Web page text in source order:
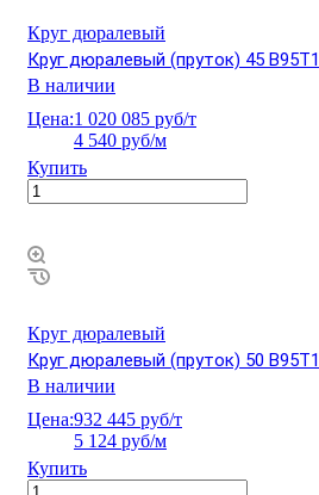
Круг дюралевый
Круг дюралевый (пруток) 45 В95Т1
В наличии
Цена:1 020 085 руб/т
4 540 руб/м
Купить
Круг дюралевый
Круг дюралевый (пруток) 50 В95Т1
В наличии
Цена:932 445 руб/т
5 124 руб/м
Купить